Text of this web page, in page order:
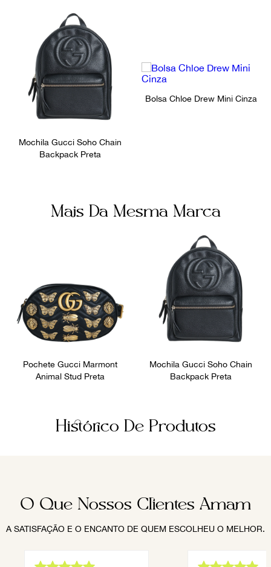
Número de Série
370833493075
Mochila Gucci Soho Chain
Backpack Preta
Bolsa Chloe Drew Mini Cinza
Mais Da Mesma Marca
Pochete Gucci Marmont
Animal Stud Preta
Mochila Gucci Soho Chain
Backpack Preta
Histórico De Produtos
O Que Nossos Clientes Amam
A SATISFAÇÃO E O ENCANTO DE QUEM ESCOLHEU O MELHOR.